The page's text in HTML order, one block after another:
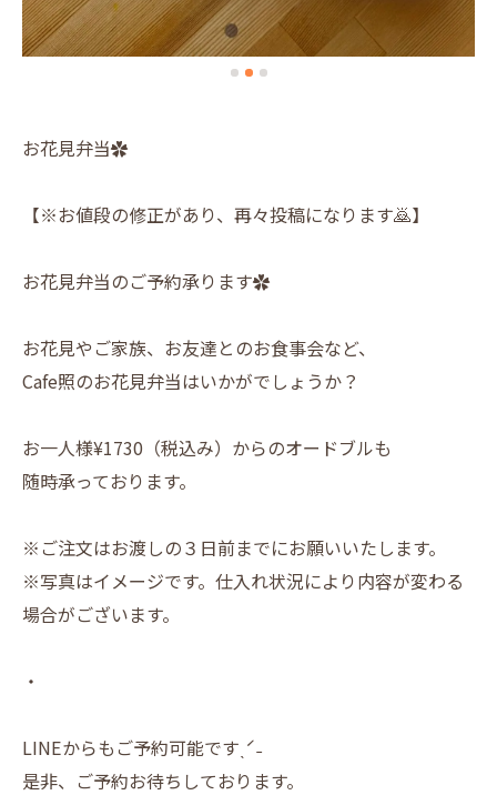
お花見弁当✿
【※お値段の修正があり、再々投稿になります🙇】
お花見弁当のご予約承ります✿
お花見やご家族、お友達とのお食事会など、
Cafe照のお花見弁当はいかがでしょうか？
お一人様¥1730（税込み）からのオードブルも
随時承っております。
※ご注文はお渡しの３日前までにお願いいたします。
※写真はイメージです。仕入れ状況により内容が変わる
場合がございます。
・
LINEからもご予約可能ですˎˊ˗
是非、ご予約お待ちしております。